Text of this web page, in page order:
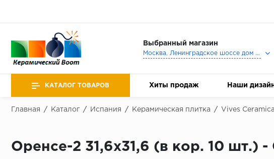
Выбранный магазин
Москва, Ленинградское шоссе дом 25, Торговый Центр Family Room, 2-ой этаж, Магазин Керамический Бум.
КАТАЛОГ ТОВАРОВ Хиты продаж Наши
Главная / Каталог / Испания / Керамическая плитка / Vives Ceramica
Оренсе-2 31,6х31,6 (в кор. 10 шт.) -